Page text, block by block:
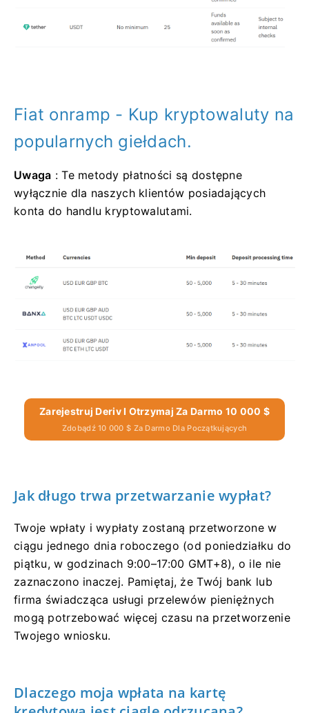
Fiat onramp - Kup kryptowaluty na
popularnych giełdach.
Uwaga : Te metody płatności są dostępne
wyłącznie dla naszych klientów posiadających
konta do handlu kryptowalutami.
Zarejestruj Deriv I Otrzymaj Za Darmo 10 000 $
Zdobądź 10 000 $ Za Darmo Dla Początkujących
Jak długo trwa przetwarzanie wypłat?
Twoje wpłaty i wypłaty zostaną przetworzone w
ciągu jednego dnia roboczego (od poniedziałku do
piątku, w godzinach 9:00–17:00 GMT+8), o ile nie
zaznaczono inaczej. Pamiętaj, że Twój bank lub
firma świadcząca usługi przelewów pieniężnych
mogą potrzebować więcej czasu na przetworzenie
Twojego wniosku.
Dlaczego moja wpłata na kartę